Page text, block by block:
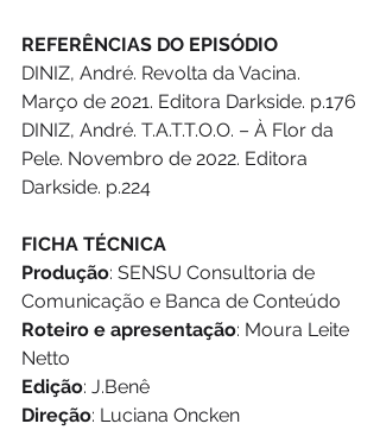
REFERÊNCIAS DO EPISÓDIO
DINIZ, André. Revolta da Vacina.
Março de 2021. Editora Darkside. p.176
DINIZ, André. T.A.T.T.O.O. – À Flor da
Pele. Novembro de 2022. Editora
Darkside. p.224
FICHA TÉCNICA
Produção: SENSU Consultoria de
Comunicação e Banca de Conteúdo
Roteiro e apresentação: Moura Leite
Netto
Edição: J.Benê
Direção: Luciana Oncken